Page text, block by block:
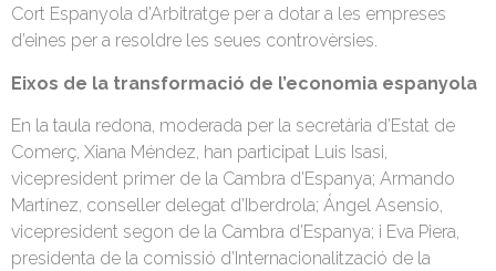
Cort Espanyola d’Arbitratge per a dotar a les empreses
d’eines per a resoldre les seues controvèrsies.
Eixos de la transformació de l’economia espanyola
En la taula redona, moderada per la secretària d’Estat de
Comerç, Xiana Méndez, han participat Luis Isasi,
vicepresident primer de la Cambra d’Espanya; Armando
Martínez, conseller delegat d’Iberdrola; Ángel Asensio,
vicepresident segon de la Cambra d’Espanya; i Eva Piera,
presidenta de la comissió d’Internacionalització de la